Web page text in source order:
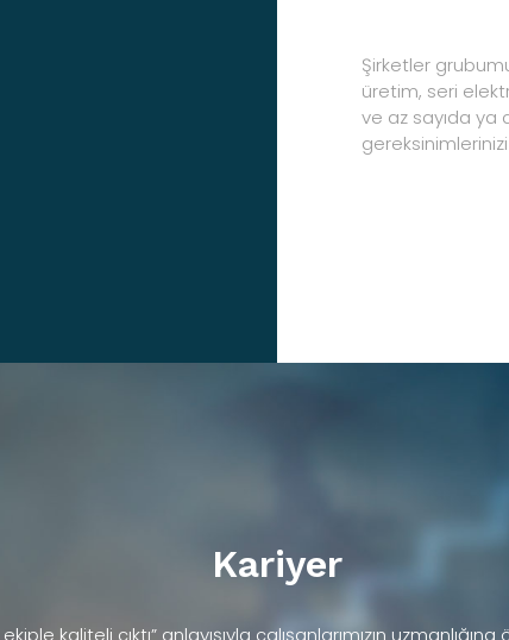
Şirketler
üretim, seri
ve az sayıda
gereksinimlerinizi
Kariyer
kaliteli çıktı” anlayışıyla çalışanlarımızın